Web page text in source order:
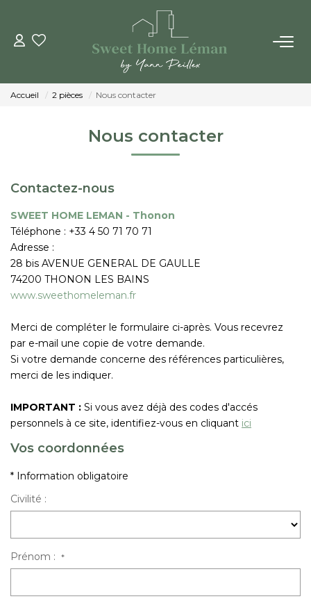
ACHETER
ESTIMER EN LIGNE
LES AGENCES
Qui Sommes-Nous
Notre Équipe
CONTACT
Accueil 2 pièces Nous contacter
Nous contacter
Contactez-nous
SWEET HOME LEMAN - Thonon
Téléphone : +33 4 50 71 70 71
Adresse :
28 bis AVENUE GENERAL DE GAULLE
74200 THONON LES BAINS
www.sweethomeleman.fr
Merci de compléter le formulaire ci-après. Vous recevrez
par e-mail une copie de votre demande.
Si votre demande concerne des références particulières,
merci de les indiquer.
IMPORTANT : Si vous avez déjà des codes d'accés
personnels à ce site, identifiez-vous en cliquant ici
Vos coordonnées
* Information obligatoire
Civilité :
Prénom : *